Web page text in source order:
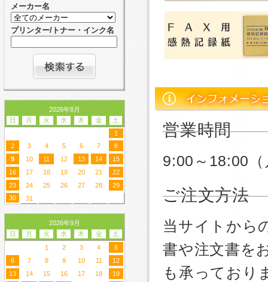
メーカー名
プリンター/トナー・インク名
2026年8月
日
月 火 水 木 金
土
1
2
3 4 5 6 7
8
9
10 11 12 13 14
15
16
17 18 19 20 21
22
23
24 25 26 27 28
29
30
31
2026年9月
日
月 火 水 木 金
土
1
2 3 4
5
6
7 8 9 10 11
12
13
14 15 16 17 18
19
営業時間
9:00～18:00
ご注文方法
当サイトから
書や注文書を
も承っており